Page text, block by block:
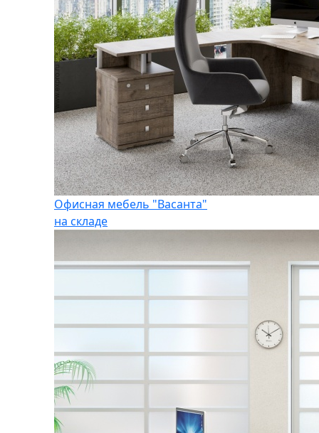
Офисная мебель "Васанта"
на складе